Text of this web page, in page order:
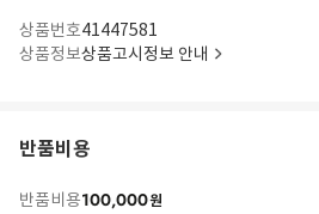
상품번호41447581
상품정보상품고시정보 안내
반품비용
반품비용100,000원